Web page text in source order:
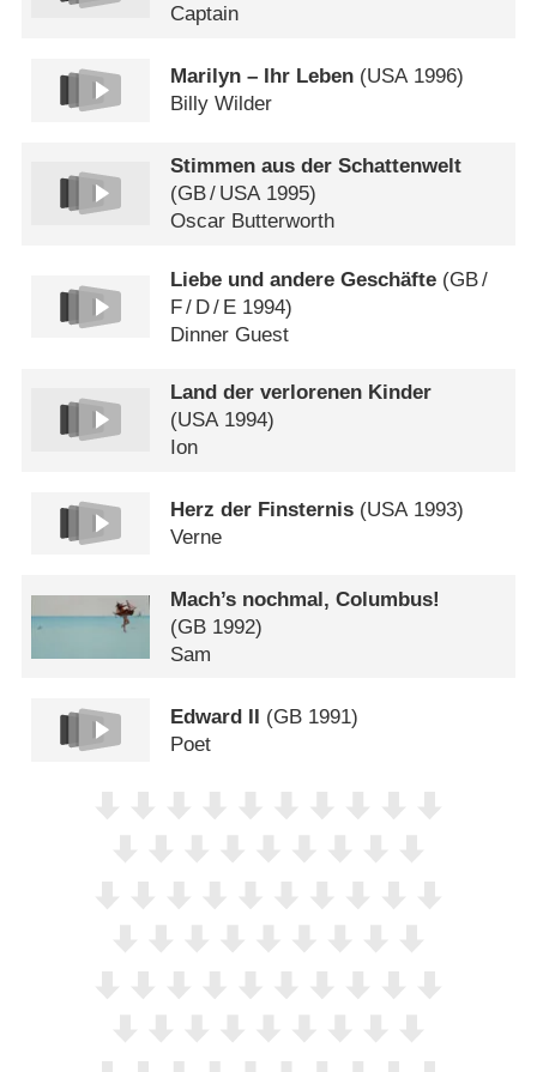
Captain
Marilyn – Ihr Leben (USA1996)
Billy Wilder
Stimmen aus der Schattenwelt
(GB/ USA1995)
Oscar Butterworth
Liebe und andere Geschäfte (GB/
F/ D/ E 1994)
Dinner Guest
Land der verlorenen Kinder
(USA1994)
Ion
Herz der Finsternis (USA1993)
Verne
Mach’s nochmal, Columbus!
(GB 1992)
Sam
Edward II (GB 1991)
Poet